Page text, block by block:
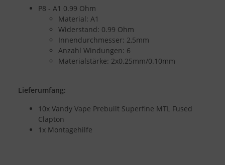
P8 - A1 0.99 Ohm
Material: A1
Widerstand: 0.99 Ohm
Innendurchmesser: 2,5mm
Anzahl Windungen: 6
Materialstärke: 2x0.25mm/0.10mm
Lieferumfang:
10x Vandy Vape Prebuilt Superfine MTL Fused
Clapton
1x Montagehilfe